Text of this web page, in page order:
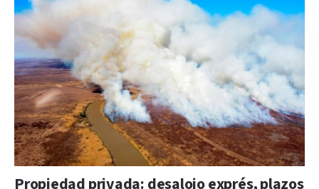
Propiedad privada: desalojo exprés, plazos